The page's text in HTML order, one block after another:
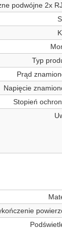
podwójne 2x
Typ
Prąd
Napięcie
Stopień